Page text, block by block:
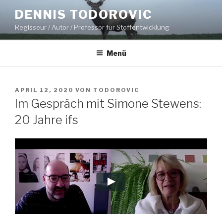
Inhalt
springen
DENNIS TODOROVIC
Regisseur / Autor / Professor für Stoffentwicklung
Menü
VERÖFFENTLICHT
AM
APRIL 12, 2020 VON TODOROVIC
Im Gespräch mit Simone Stewens:
20 Jahre ifs